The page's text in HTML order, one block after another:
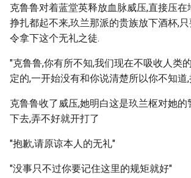
克鲁鲁对着蓝堂英释放血脉威压,直接压在
挣扎都起不来,玖兰那派的贵族放下酒杯,
令拿下这个无礼之徒.
"克鲁鲁,你有所不知,我们现在不吸收人类
定的,一开始没有和你说清楚所以你不知道
克鲁鲁收了威压,她明白这是玖兰枢对她的
下去,弄不好就开打了
"抱歉,请原谅本人的无礼"
"没事只不过你要记住这里的规矩就好"